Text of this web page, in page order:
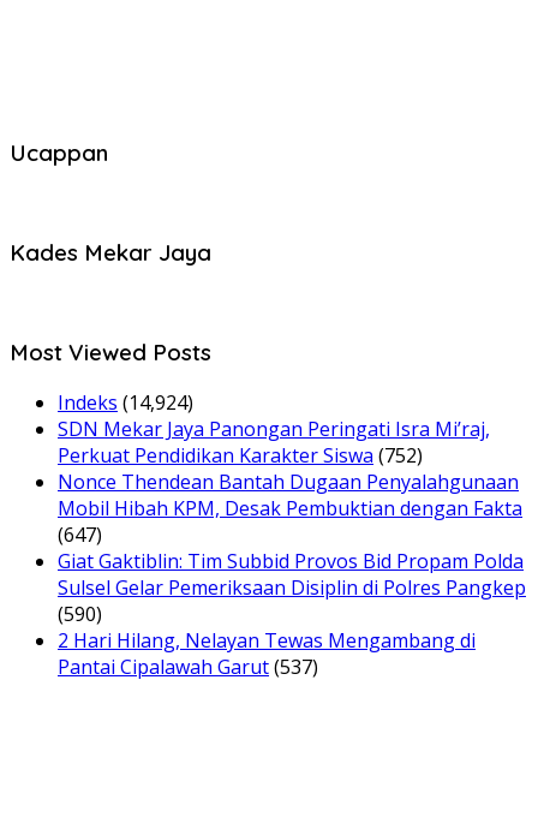
Ucappan
Kades Mekar Jaya
Most Viewed Posts
Indeks (14,924)
SDN Mekar Jaya Panongan Peringati Isra Mi’raj,
Perkuat Pendidikan Karakter Siswa (752)
Nonce Thendean Bantah Dugaan Penyalahgunaan
Mobil Hibah KPM, Desak Pembuktian dengan Fakta
(647)
Giat Gaktiblin: Tim Subbid Provos Bid Propam Polda
Sulsel Gelar Pemeriksaan Disiplin di Polres Pangkep
(590)
2 Hari Hilang, Nelayan Tewas Mengambang di
Pantai Cipalawah Garut(537)